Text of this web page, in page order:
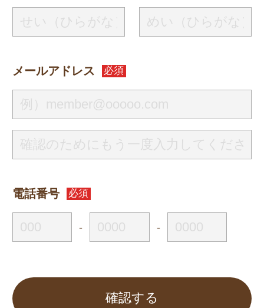
メールアドレス 必須
電話番号 必須
- -
確認する